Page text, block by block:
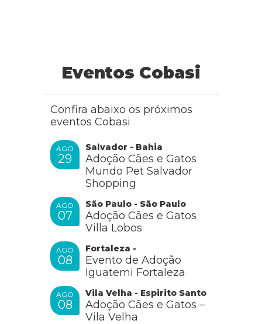
Eventos Cobasi
Confira abaixo os próximos
eventos Cobasi
AGO
29
Salvador - Bahia
Adoção Cães e Gatos
Mundo Pet Salvador
Shopping
AGO
07
São Paulo - São Paulo
Adoção Cães e Gatos
Villa Lobos
AGO
08
Fortaleza -
Evento de Adoção
Iguatemi Fortaleza
AGO
08
Vila Velha - Espirito Santo
Adoção Cães e Gatos –
Vila Velha